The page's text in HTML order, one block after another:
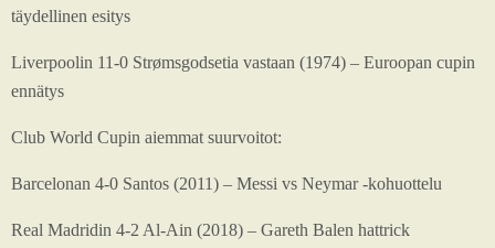
täydellinen esitys
Liverpoolin 11-0 Strømsgodsetia vastaan (1974) – Euroopan cupin
ennätys
Club World Cupin aiemmat suurvoitot:
Barcelonan 4-0 Santos (2011) – Messi vs Neymar -kohuottelu
Real Madridin 4-2 Al-Ain (2018) – Gareth Balen hattrick